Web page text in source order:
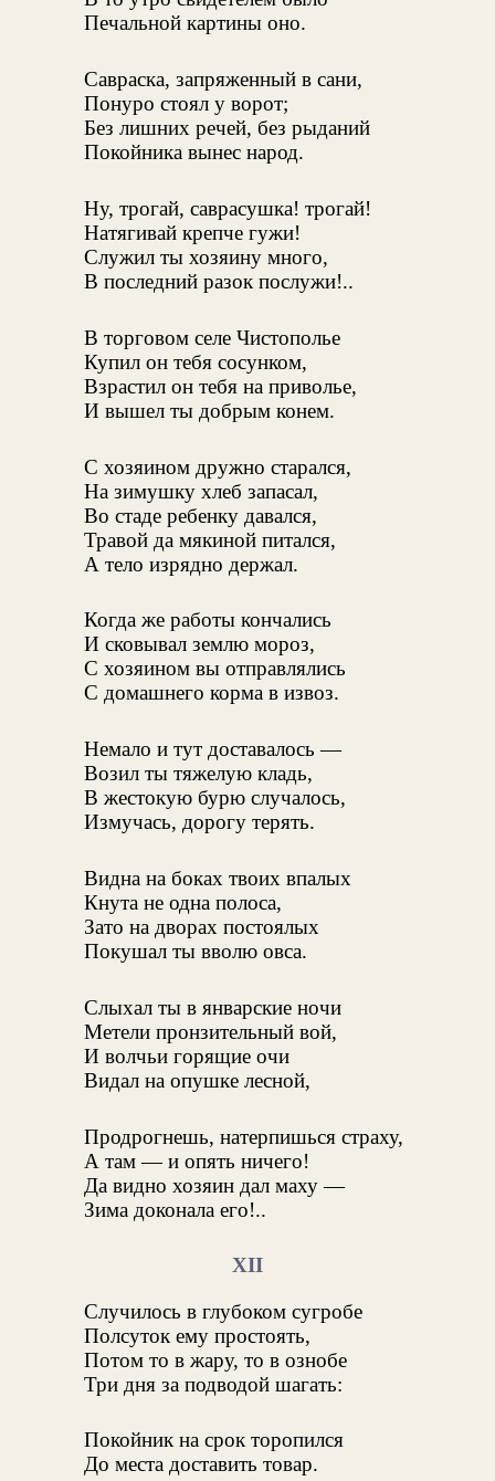
Печальной картины оно.
Савраска, запряженный в сани,
Понуро стоял у ворот;
Без лишних речей, без рыданий
Покойника вынес народ.
Ну, трогай, саврасушка! трогай!
Натягивай крепче гужи!
Служил ты хозяину много,
В последний разок послужи!..
В торговом селе Чистополье
Купил он тебя сосунком,
Взрастил он тебя на приволье,
И вышел ты добрым конем.
С хозяином дружно старался,
На зимушку хлеб запасал,
Во стаде ребенку давался,
Травой да мякиной питался,
А тело изрядно держал.
Когда же работы кончались
И сковывал землю мороз,
С хозяином вы отправлялись
С домашнего корма в извоз.
Немало и тут доставалось —
Возил ты тяжелую кладь,
В жестокую бурю случалось,
Измучась, дорогу терять.
Видна на боках твоих впалых
Кнута не одна полоса,
Зато на дворах постоялых
Покушал ты вволю овса.
Слыхал ты в январские ночи
Метели пронзительный вой,
И волчьи горящие очи
Видал на опушке лесной,
Продрогнешь, натерпишься страху,
А там — и опять ничего!
Да видно хозяин дал маху —
Зима доконала его!..
XII
Случилось в глубоком сугробе
Полсуток ему простоять,
Потом то в жару, то в ознобе
Три дня за подводой шагать:
Покойник на срок торопился
До места доставить товар.